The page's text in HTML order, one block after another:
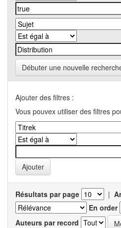
Débuter une nouvelle
Ajouter des filtres :
Vous pouvex utiliser des filtres
Résultats par page |
En order
Auteurs par record